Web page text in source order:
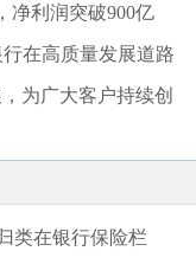
净利润突破900亿
在高质量发展道路
为广大客户持续创
类在银行保险栏